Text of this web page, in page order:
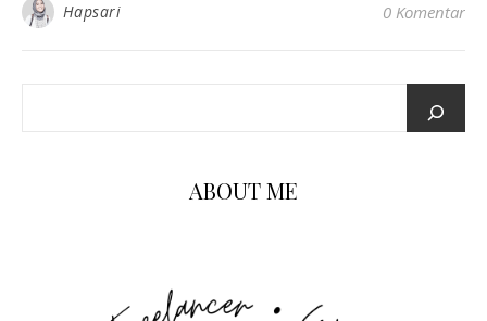
Hapsari 0 Komentar
ABOUT ME